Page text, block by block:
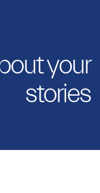
your
stories